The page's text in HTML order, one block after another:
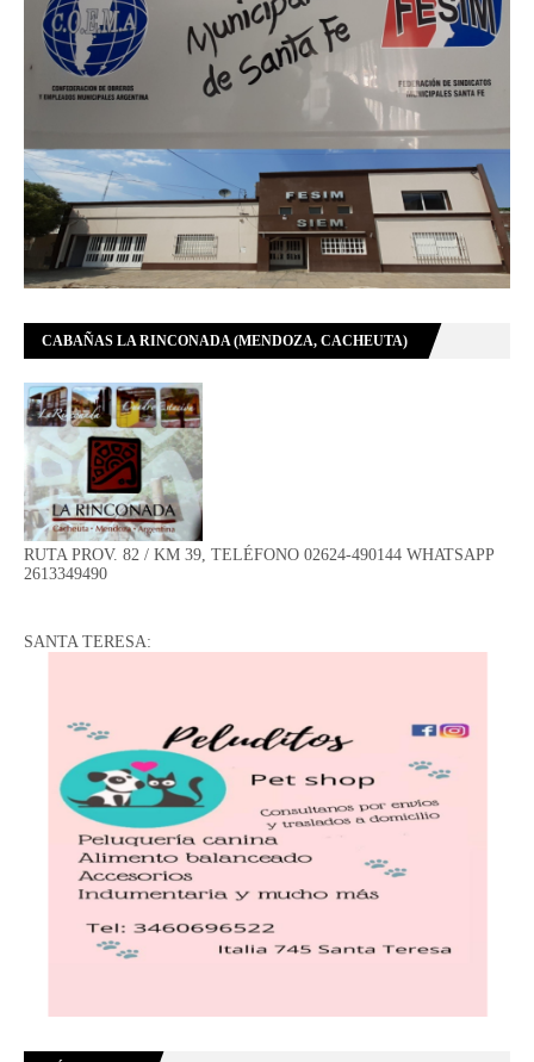
CABAÑAS LA RINCONADA (MENDOZA, CACHEUTA)
RUTA PROV. 82 / KM 39, TELÉFONO 02624-490144 WHATSAPP
2613349490
SANTA TERESA: